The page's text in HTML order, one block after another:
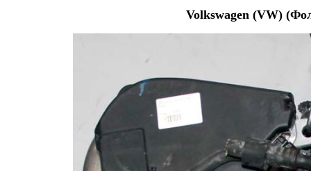
Volkswagen (VW)